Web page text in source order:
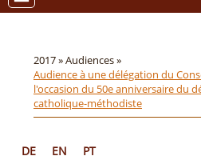
2017 »Audiences »
Audience à une délégation du
l'occasion du 50e anniversaire du
catholique-méthodiste
DE EN PT